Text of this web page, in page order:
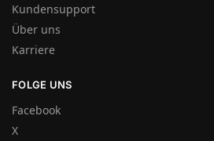
Kundensupport
Über uns
Karriere
FOLGE UNS
Facebook
X